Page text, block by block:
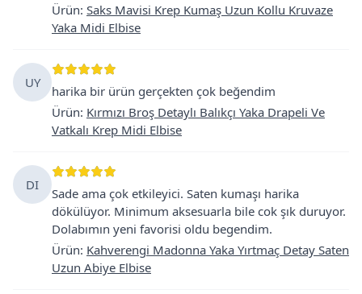
Ürün: Saks Mavisi Krep Kumaş Uzun Kollu Kruvaze
Yaka Midi Elbise
UY
harika bir ürün gerçekten çok beğendim
Ürün: Kırmızı Broş Detaylı Balıkçı Yaka Drapeli Ve
Vatkalı Krep Midi Elbise
DI
Sade ama çok etkileyici. Saten kumaşı harika
dökülüyor. Minimum aksesuarla bile cok şık duruyor.
Dolabımın yeni favorisi oldu begendim.
Ürün: Kahverengi Madonna Yaka Yırtmaç Detay Saten
Uzun Abiye Elbise